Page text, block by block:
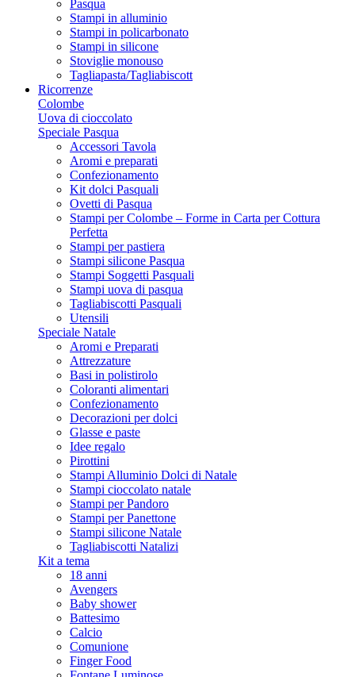
Pasqua
Stampi in alluminio
Stampi in policarbonato
Stampi in silicone
Stoviglie monouso
Tagliapasta/Tagliabiscott
Ricorrenze
Colombe
Uova di cioccolato
Speciale Pasqua
Accessori Tavola
Aromi e preparati
Confezionamento
Kit dolci Pasquali
Ovetti di Pasqua
Stampi per Colombe – Forme in Carta per Cottura
Perfetta
Stampi per pastiera
Stampi silicone Pasqua
Stampi Soggetti Pasquali
Stampi uova di pasqua
Tagliabiscotti Pasquali
Utensili
Speciale Natale
Aromi e Preparati
Attrezzature
Basi in polistirolo
Coloranti alimentari
Confezionamento
Decorazioni per dolci
Glasse e paste
Idee regalo
Pirottini
Stampi Alluminio Dolci di Natale
Stampi cioccolato natale
Stampi per Pandoro
Stampi per Panettone
Stampi silicone Natale
Tagliabiscotti Natalizi
Kit a tema
18 anni
Avengers
Baby shower
Battesimo
Calcio
Comunione
Finger Food